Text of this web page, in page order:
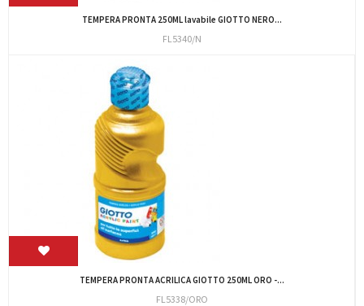
TEMPERA PRONTA 250ML lavabile GIOTTO NERO...
FL5340/N
TEMPERA PRONTA ACRILICA GIOTTO 250ML ORO -...
FL5338/ORO